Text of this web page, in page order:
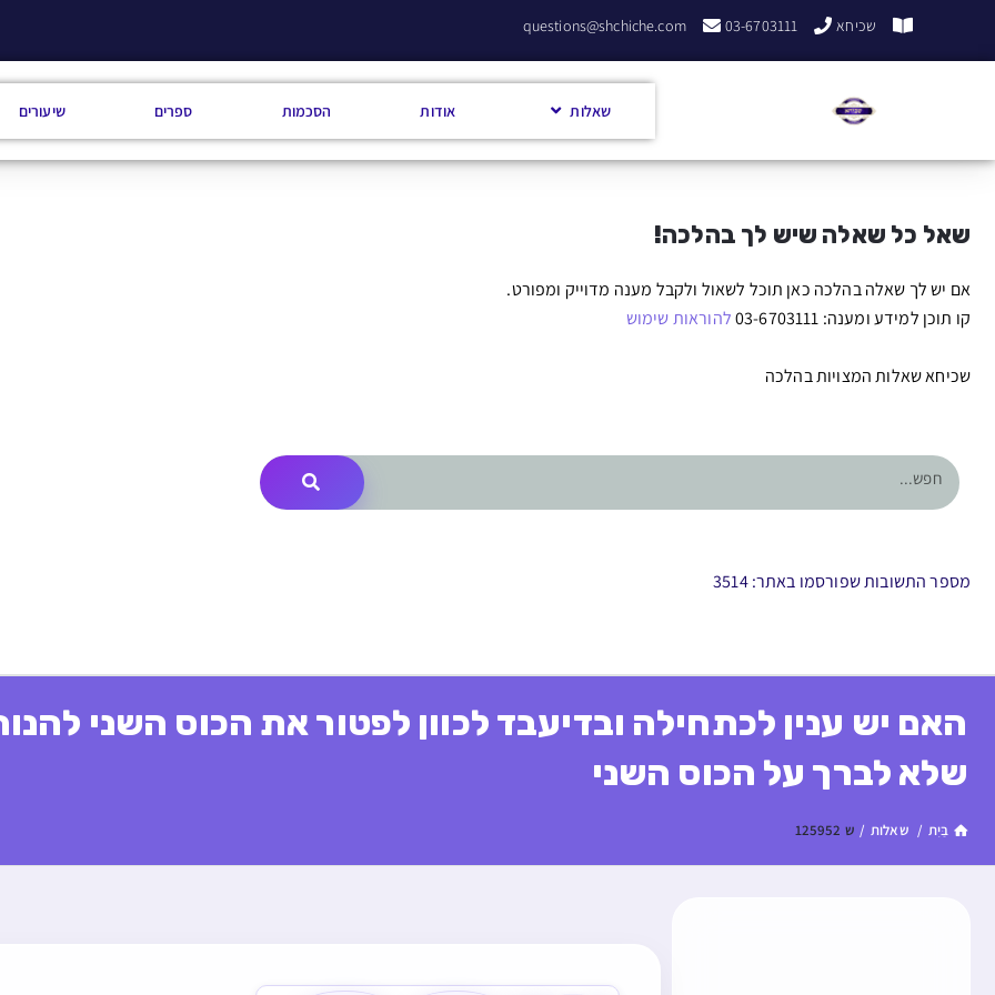
שכיחא 03-6703111
questions@shchiche.com
שאלות אודות הסכמות ספרים שיעורים
שאל כל שאלה שיש לך בהלכה!
אם יש לך שאלה בהלכה כאן תוכל לשאול ולקבל מענה מדוייק ומפורט.
קו תוכן למידע ומענה: 03-6703111
להוראות שימוש
שכיחא שאלות המצויות בהלכה
מספר התשובות שפורסמו באתר: 3514
האם יש ענין לכתחילה ובדיעבד לכוון לפטור את הכוס השני
שלא לברך על הכוס השני
בַּיִת / שאלות / ש 125952